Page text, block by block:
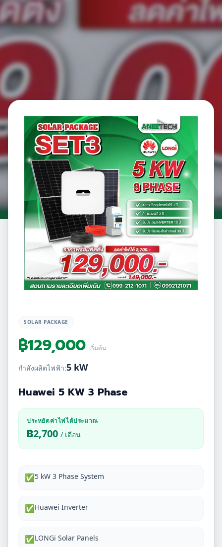
SOLAR PACKAGE
฿129,000 เริ่มต้น
กำลังผลิตไฟฟ้า:5 kW
Huawei 5 KW 3 Phase
ประหยัดค่าไฟได้ประมาณ
฿2,700 / เดือน
✅5 kW 3 Phase System
✅Huawei Inverter
✅LONGi Solar Panels